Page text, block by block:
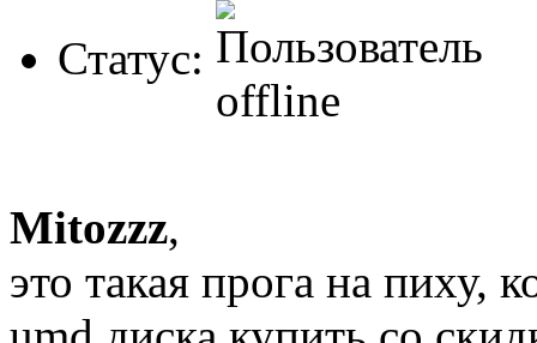
Статус:
Mitozzz,
это такая прога на пиху,